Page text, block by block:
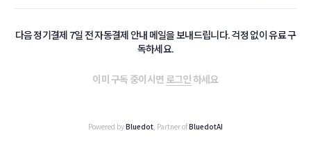
다음 정기결제 7일 전 자동결제 안내 메일을 보내드립니다. 걱정 없이 유료 구
독하세요.
이미 구독 중이시면 로그인하세요
Powered byBluedot, Partner ofBluedotAI